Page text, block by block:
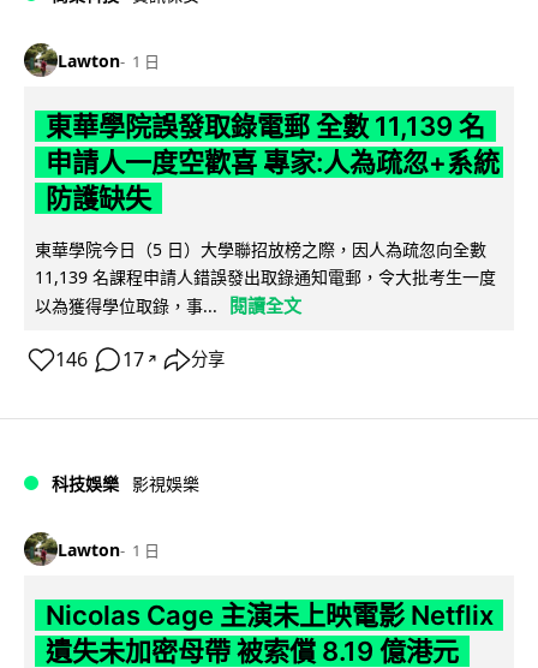
Lawton 1 日
東華學院誤發取錄電郵 全數 11,139 名
申請人一度空歡喜 專家:人為疏忽+系統
防護缺失
東華學院今日（5 日）大學聯招放榜之際，因人為疏忽向全數
11,139 名課程申請人錯誤發出取錄通知電郵，令大批考生一度
以為獲得學位取錄，事...
閱讀全文
146 17 ↗ 分享
科技娛樂 影視娛樂
Lawton 1 日
Nicolas Cage 主演未上映電影 Netflix
遺失未加密母帶 被索償 8.19 億港元